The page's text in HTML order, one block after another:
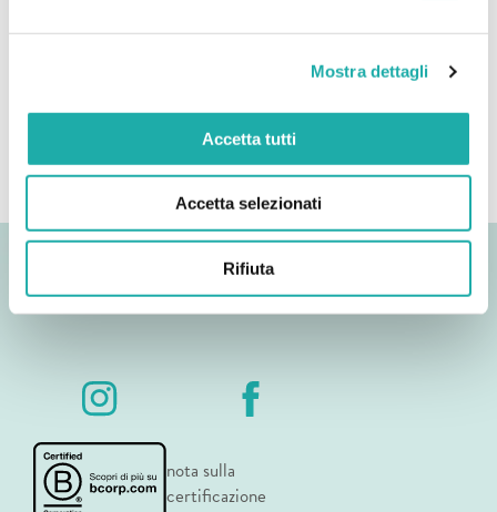
Mostra dettagli
Accetta tutti
Accetta selezionati
Rifiuta
Ecuador
Senegal
Dicono di noi
nota sulla
certificazione